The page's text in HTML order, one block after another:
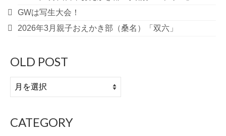
りGWは写生大会！
2026年3月親子おえかき部（桑名）「双六」
OLD POST
OLD
POST
CATEGORY